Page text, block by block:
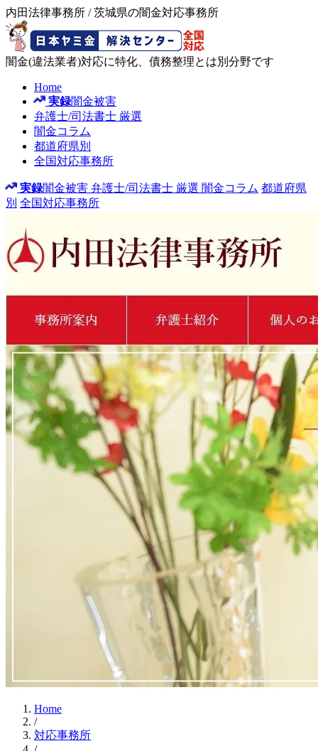
内田法律事務所 / 茨城県の闇金対応事務所
闇金(違法業者)対応に特化、債務整理とは別分野です
Home
実録闇金被害
弁護士/司法書士 厳選
闇金コラム
都道府県別
全国対応事務所
実録闇金被害 弁護士/司法書士 厳選 闇金コラム 都道府県
別 全国対応事務所
Home
/
対応事務所